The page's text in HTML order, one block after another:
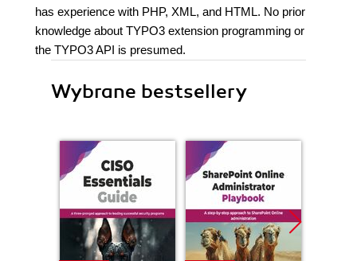
has experience with PHP, XML, and HTML. No prior
knowledge about TYPO3 extension programming or
the TYPO3 API is presumed.
Wybrane bestsellery